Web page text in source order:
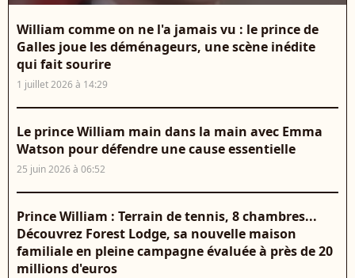
William comme on ne l'a jamais vu : le prince de
Galles joue les déménageurs, une scène inédite
qui fait sourire
1 juillet 2026 à 14:29
Le prince William main dans la main avec Emma
Watson pour défendre une cause essentielle
25 juin 2026 à 06:52
Prince William : Terrain de tennis, 8 chambres...
Découvrez Forest Lodge, sa nouvelle maison
familiale en pleine campagne évaluée à près de 20
millions d'euros